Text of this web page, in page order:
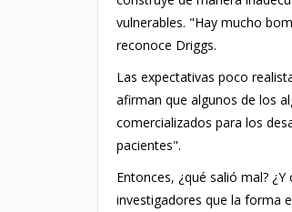
vulnerables. "Hay mucho
reconoce Driggs.
Las expectativas poco
afirman que algunos de los
comercializados para los
pacientes".
Entonces, ¿qué salió mal?
investigadores que la forma